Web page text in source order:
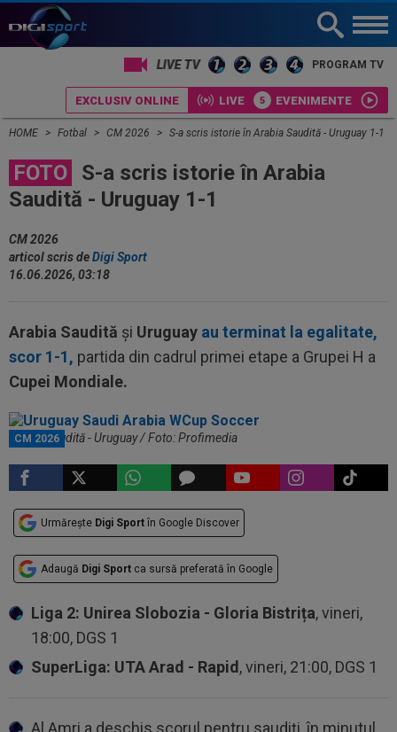
PROGRAM TV
EXCLUSIV ONLINE LIVE EVENIMENTE
HOME Fotbal CM 2026 S-a scris istorie în Arabia Saudită - Uruguay 1-1
FOTO
S-a scris istorie în Arabia
Saudită - Uruguay 1-1
CM 2026
articol scris deDigi Sport
16.06.2026, 03:18
Arabia Saudită și Uruguay au terminat la egalitate,
scor 1-1, partida din cadrul primei etape a Grupei H a
Cupei Mondiale.
CM 2026
Arabia Saudită - Uruguay / Foto: Profimedia
Urmărește Digi Sport în Google Discover
Adaugă Digi Sport ca sursă preferată în Google
Liga 2: Unirea Slobozia - Gloria Bistrița, vineri,
18:00, DGS 1
SuperLiga: UTA Arad - Rapid , vineri, 21:00, DGS 1
Al Amri a deschis scorul pentru saudiți, în minutul